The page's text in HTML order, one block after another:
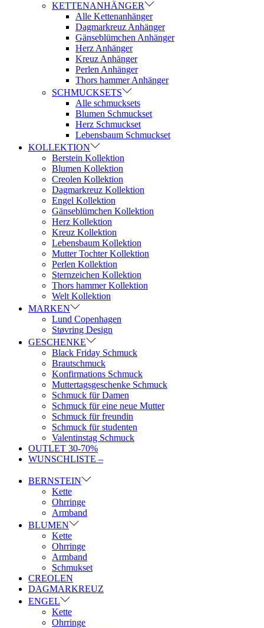
KETTENANHÄNGER
Alle Kettenanhänger
Dagmarkreuz Anhänger
Gänseblümchen Anhänger
Herz Anhänger
Kreuz Anhänger
Perlen Anhänger
Thors hammer Anhänger
SCHMUCKSETS
Alle schmucksets
Blumen Schmuckset
Herz Schmuckset
Lebensbaum Schmuckset
KOLLEKTION
Berstein Kollektion
Blumen Kollektion
Creolen Kollektion
Dagmarkreuz Kollektion
Engel Kollektion
Gänseblümchen Kollektion
Herz Kollektion
Kreuz Kollektion
Lebensbaum Kollektion
Mutter Tochter Kollektion
Perlen Kollektion
Sternzeichen Kollektion
Thors hammer Kollektion
Welt Kollektion
MARKEN
Lund Copenhagen
Støvring Design
GESCHENKE
Black Friday Schmuck
Brautschmuck
Konfirmations Schmuck
Muttertagsgeschenke Schmuck
Schmuck für Damen
Schmuck für eine neue Mutter
Schmuck für freundin
Schmuck für studenten
Valentinstag Schmuck
OUTLET 30-70%
WUNSCHLISTE –
BERNSTEIN
Kette
Ohrringe
Armband
BLUMEN
Kette
Ohrringe
Armband
Schmukset
CREOLEN
DAGMARKREUZ
ENGEL
Kette
Ohrringe